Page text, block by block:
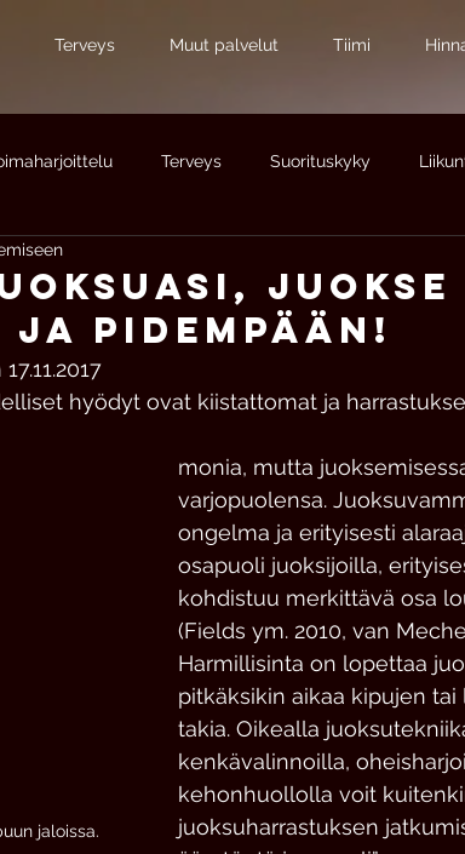
Terveys Muut palvelut Tiimi
Terveys Suorituskyky
Kuntoutus
JUOKSE
JA PIDEMPÄÄN!
hyödyt ovat kiistattomat ja
jaloissa.
monia, mutta
varjopuolensa.
ongelma ja erityisesti
osapuoli juoksijoilla,
kohdistuu merkittävä osa
(Fields ym. 2010, van
Harmillisinta on lopettaa
pitkäksikin aikaa kipujen
takia. Oikealla
kenkävalinnoilla,
kehonhuollolla voit
juoksuharrastuksen